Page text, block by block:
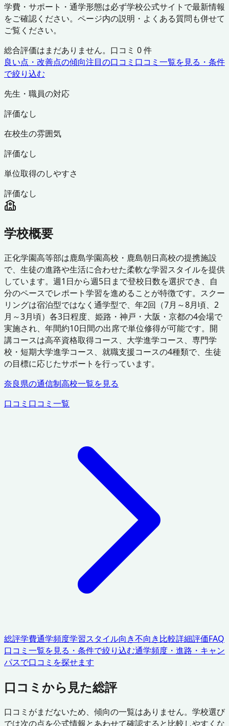
学費・サポート・通学形態は必ず学校公式サイトで最新情報
をご確認ください。ページ内の説明・よくある質問も併せて
ご覧ください。
総合評価はまだありません。口コミ 0件
良い点・改善点の傾向注目の口コミ 口コミ一覧を見る・条件
で絞り込む
先生・職員の対応
評価なし
在校生の雰囲気
評価なし
単位取得のしやすさ
評価なし
学校概要
正化学園高等部は鹿島学園高校・鹿島朝日高校の提携施設
で、生徒の進路や生活に合わせた柔軟な学習スタイルを提供
しています。週1日から週5日まで登校日数を選択でき、自
分のペースでレポート学習を進めることが特徴です。スクー
リングは宿泊型ではなく通学型で、年2回（7月～8月頃、2
月～3月頃）各3日程度、姫路・神戸・大阪・京都の4会場で
実施され、年間約10日間の出席で単位修得が可能です。開
講コースは高卒資格取得コース、大学進学コース、専門学
校・短期大学進学コース、就職支援コースの4種類で、生徒
の目標に応じたサポートを行っています。
奈良県の通信制高校一覧を見る
口コミ 口コミ一覧
総評学費通学頻度学習スタイル向き不向き比較詳細評価FAQ
口コミ一覧を見る・条件で絞り込む通学頻度・進路・キャン
パスで口コミを探せます
口コミから見た総評
口コミがまだないため、傾向の一覧はありません。学校選び
では次の点を公式情報とあわせて確認すると比較しやすくな